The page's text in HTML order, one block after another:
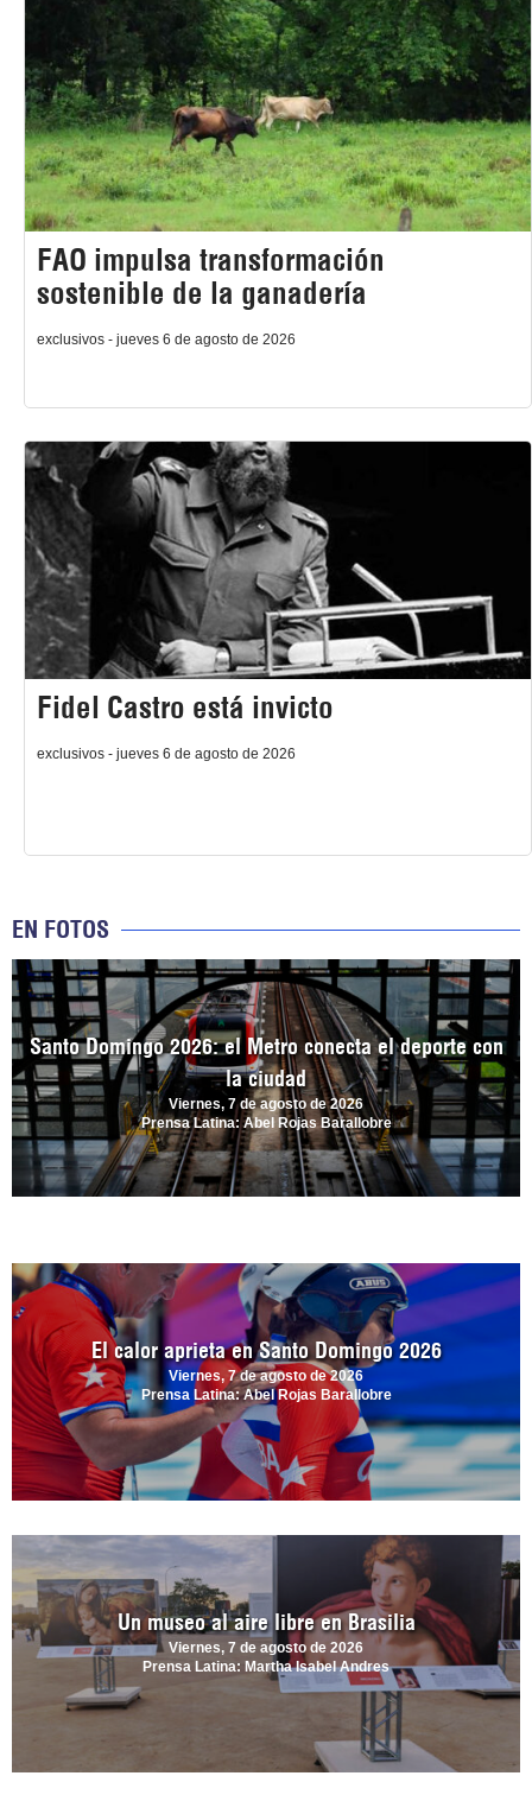
FAO impulsa transformación
sostenible de la ganadería
exclusivos - jueves 6 de agosto de 2026
Fidel Castro está invicto
exclusivos - jueves 6 de agosto de 2026
EN FOTOS
Santo Domingo 2026: el Metro conecta el deporte con
la ciudad
Viernes, 7 de agosto de 2026
Prensa Latina: Abel Rojas Barallobre
El calor aprieta en Santo Domingo 2026
Viernes, 7 de agosto de 2026
Prensa Latina: Abel Rojas Barallobre
Un museo al aire libre en Brasilia
Viernes, 7 de agosto de 2026
Prensa Latina: Martha Isabel Andres